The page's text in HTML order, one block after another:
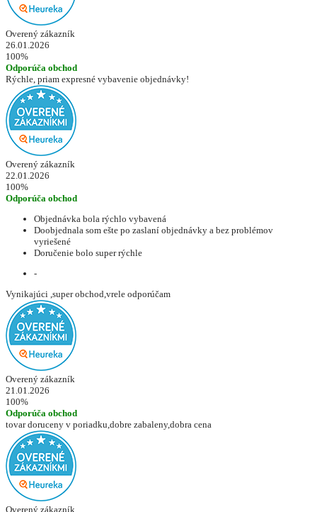
Overený zákazník
26.01.2026
100%
Odporúča obchod
Rýchle, priam expresné vybavenie objednávky!
Overený zákazník
22.01.2026
100%
Odporúča obchod
Objednávka bola rýchlo vybavená
Doobjednala som ešte po zaslaní objednávky a bez problémov
vyriešené
Doručenie bolo super rýchle
-
Vynikajúci ,super obchod,vrele odporúčam
Overený zákazník
21.01.2026
100%
Odporúča obchod
tovar doruceny v poriadku,dobre zabaleny,dobra cena
Overený zákazník